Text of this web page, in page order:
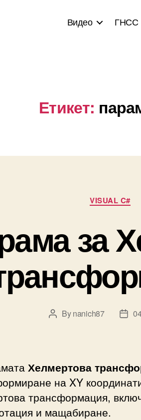
Видео ГНСС
Етикет:
VISUAL C#
за
PostBynanich87
Post
Хелмертова
на XY
трансформация,
и мащабиране.